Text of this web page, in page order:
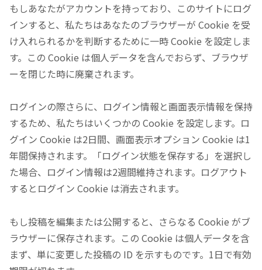
もしあなたがアカウントを持っており、このサイトにログ
インすると、私たちはあなたのブラウザーが Cookie を受
け入れられるかを判断するために一時 Cookie を設定しま
す。この Cookie は個人データを含んでおらず、ブラウザ
ーを閉じた時に廃棄されます。
ログインの際さらに、ログイン情報と画面表示情報を保持
するため、私たちはいくつかの Cookie を設定します。ロ
グイン Cookie は2日間、画面表示オプション Cookie は1
年間保持されます。「ログイン状態を保存する」を選択し
た場合、ログイン情報は2週間維持されます。ログアウト
するとログイン Cookie は消去されます。
もし投稿を編集または公開すると、さらなる Cookie がブ
ラウザーに保存されます。この Cookie は個人データを含
まず、単に変更した投稿の ID を示すものです。1日で有効